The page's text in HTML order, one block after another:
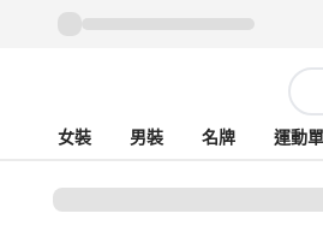
女裝 男裝 名牌 運動